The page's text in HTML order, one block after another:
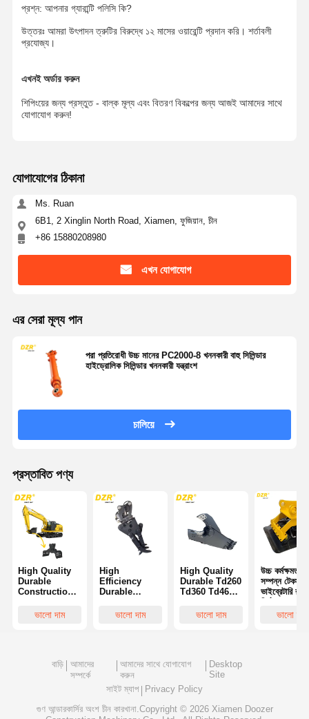
প্রশ্ন: আপনার গ্যারান্টি পলিসি কি?
উত্তরঃ আমরা উৎপাদন ত্রুটির বিরুদ্ধে ১২ মাসের ওয়ারেন্টি প্রদান করি। শর্তাবলী
প্রযোজ্য।
এখনই অর্ডার করুন
শিপিংয়ের জন্য প্রস্তুত - বাল্ক মূল্য এবং বিতরণ বিকল্পের জন্য আজই আমাদের সাথে
যোগাযোগ করুন!
যোগাযোগের ঠিকানা
Ms. Ruan
6B1, 2 Xinglin North Road, Xiamen, ফুজিয়ান, চীন
+86 15880208980
এখন যোগাযোগ
এর সেরা মূল্য পান
পরা প্রতিরোধী উচ্চ মানের PC2000-8 খননকারী বাহু সিলিন্ডার
হাইড্রোলিক সিলিন্ডার খননকারী যন্ত্রাংশ
চালিয়ে
প্রস্তাবিত পণ্য
High Quality
Durable
Construction
Partsভালো দাম
High
Efficiency
Durable
Hydraulic
ভালো দাম
High Quality
Durable Td260
Td360 Td460
Construction
Shear
ভালো দাম
উচ্চ কর্মক্ষমতা
সম্পন্ন টেকসই
ভাইব্রেটারি
PC200ভালো দাম
বাড়ি
আমাদের
সম্পর্কে
আমাদের সাথে যোগাযোগ
করুন
Desktop
Site
সাইট ম্যাপ
Privacy Policy
গুণ আন্ডারকার্সির অংশচীন কারখানা.Copyright © 2026 Xiamen Doozer